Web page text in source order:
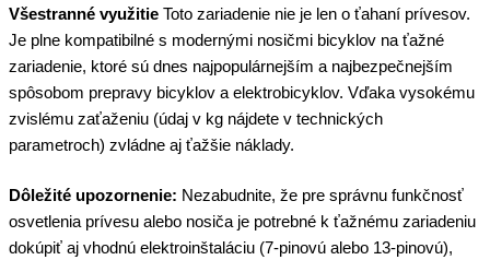
Všestranné využitie Toto zariadenie nie je len o ťahaní prívesov.
Je plne kompatibilné s modernými nosičmi bicyklov na ťažné
zariadenie, ktoré sú dnes najpopulárnejším a najbezpečnejším
spôsobom prepravy bicyklov a elektrobicyklov. Vďaka vysokému
zvislému zaťaženiu (údaj v kg nájdete v technických
parametroch) zvládne aj ťažšie náklady.
Dôležité upozornenie: Nezabudnite, že pre správnu funkčnosť
osvetlenia prívesu alebo nosiča je potrebné k ťažnému zariadeniu
dokúpiť aj vhodnú elektroinštaláciu (7-pinovú alebo 13-pinovú),